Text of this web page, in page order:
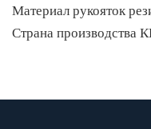
Материал рукояток
Страна производства